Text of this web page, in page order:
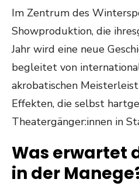
Im Zentrum des
Showproduktion, die
Jahr wird eine neue
begleitet von
akrobatischen
Effekten, die selbst
Theatergänger:innen in
Was erwartet
in der